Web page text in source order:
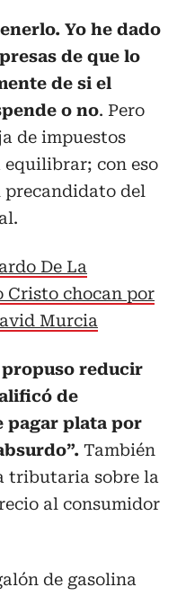
Yo he dado
de que lo
de si el
o no. Pero
de impuestos
equilibrar; con eso
precandidato del
De La
Cristo chocan por
Murcia
reducir
de
pagar plata por
También
tributaria sobre la
al consumidor
de gasolina